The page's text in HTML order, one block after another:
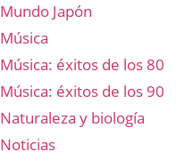
Mundo Japón
Música
Música: éxitos de los 80
Música: éxitos de los 90
Naturaleza y biología
Noticias